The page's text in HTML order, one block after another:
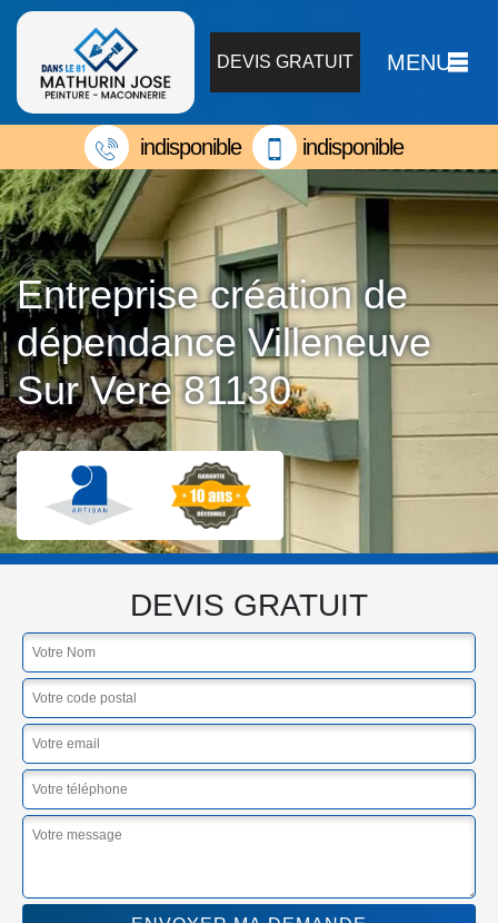
DEVIS GRATUIT MENU
indisponible indisponible
Entreprise création de
dépendance Villeneuve
Sur Vere 81130
DEVIS GRATUIT